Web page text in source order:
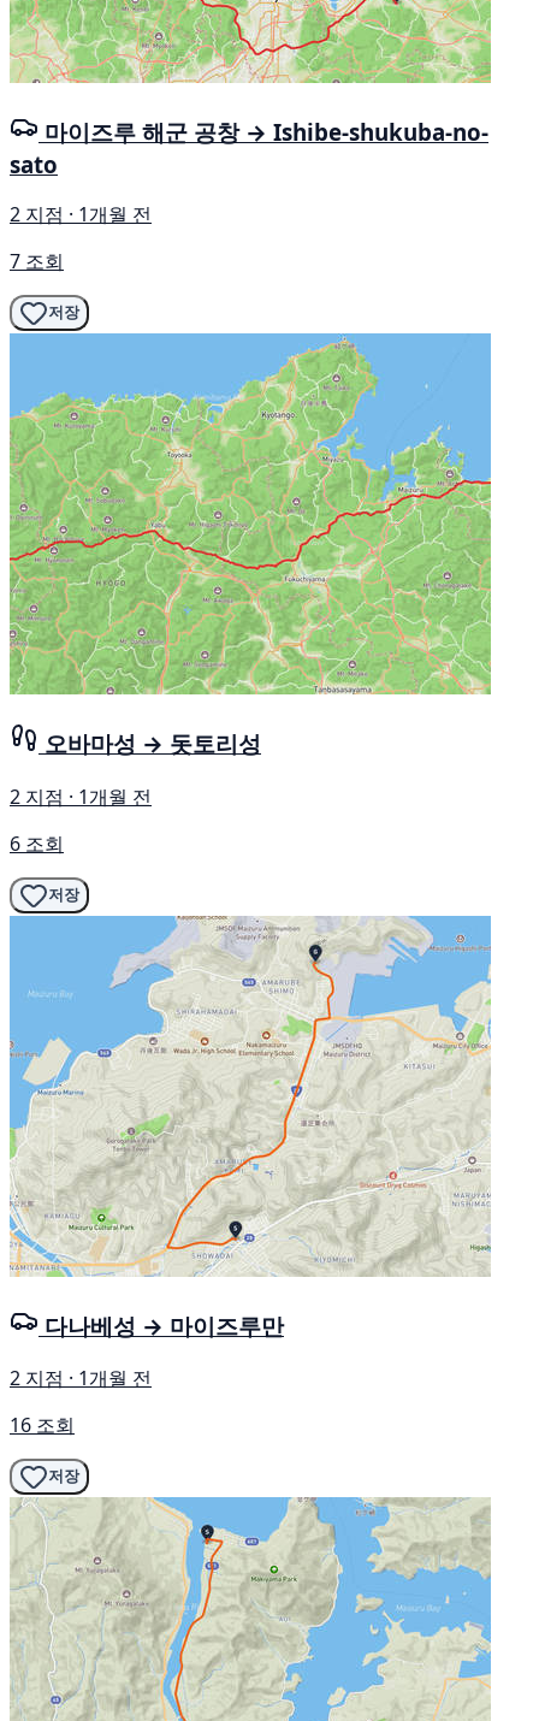
마이즈루 해군 공창 → Ishibe-shukuba-no-
sato
2 지점 · 1개월 전
7 조회
저장
오바마성 → 돗토리성
2 지점 · 1개월 전
6 조회
저장
다나베성 → 마이즈루만
2 지점 · 1개월 전
16 조회
저장